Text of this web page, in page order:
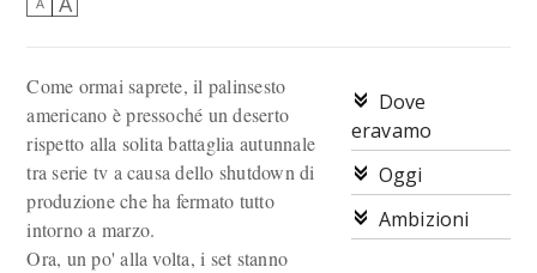
Dove
eravamo
Oggi
Ambizioni
Come ormai saprete, il palinsesto
americano è pressoché un deserto
rispetto alla solita battaglia autunnale
tra serie tv a causa dello shutdown di
produzione che ha fermato tutto
intorno a marzo.
Ora, un po' alla volta, i set stanno